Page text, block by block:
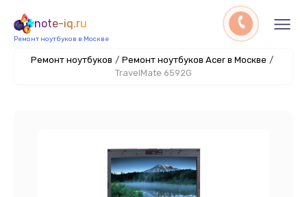
note-iq.ru
Ремонт ноутбуков в Москве
Ремонт ноутбуков / Ремонт ноутбуков Acer в Москве /
TravelMate 6592G